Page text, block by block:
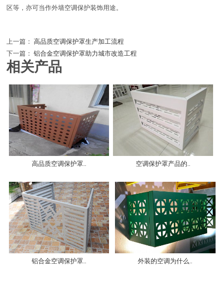
区等，亦可当作外墙空调保护装饰用途。
上一篇：
高品质空调保护罩生产加工流程
下一篇： 铝合金空调保护罩助力城市改造工程
相关产品
高品质空调保护罩.. 空调保护罩产品的..
外装的空调为什么..
铝合金空调保护罩..